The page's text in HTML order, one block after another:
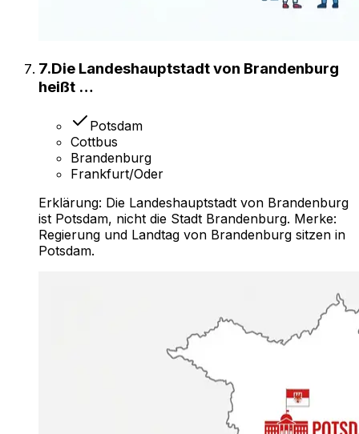
7.Die Landeshauptstadt von Brandenburg
heißt …
Potsdam
Cottbus
Brandenburg
Frankfurt/Oder
Erklärung: Die Landeshauptstadt von Brandenburg
ist Potsdam, nicht die Stadt Brandenburg. Merke:
Regierung und Landtag von Brandenburg sitzen in
Potsdam.